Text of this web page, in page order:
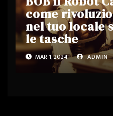
come
nel tuo locale
le tasche
MAR 1, 2024 ADMIN